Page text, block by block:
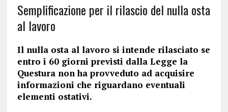
Semplificazione per il rilascio del nulla osta
al lavoro
Il nulla osta al lavoro si intende rilasciato se
entro i 60 giorni previsti dalla Legge la
Questura non ha provveduto ad acquisire
informazioni che riguardano eventuali
elementi ostativi.